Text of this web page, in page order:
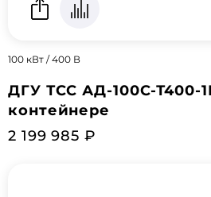
100 кВт / 400 В
ДГУ ТСС АД-100С-Т400-
контейнере
2 199 985 ₽